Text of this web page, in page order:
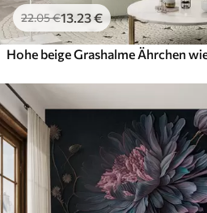
22.05€13 .23€